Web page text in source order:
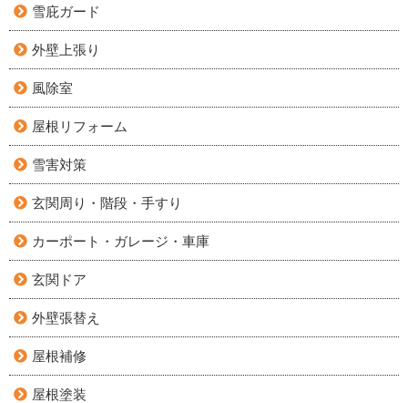
雪庇ガード
外壁上張り
風除室
屋根リフォーム
雪害対策
玄関周り・階段・手すり
カーポート・ガレージ・車庫
玄関ドア
外壁張替え
屋根補修
屋根塗装